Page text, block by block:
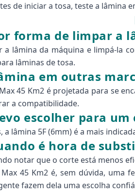
de iniciar a tosa, teste a lâmina
forma de limpar a
a lâmina da máquina e limpá-la
lâminas de tosa.
em outras
45 Km2 é projetada para se
a compatibilidade.
escolher para
a lâmina 5F (6mm) é a mais
é hora de
notar que o corte está menos
45 Km2 é, sem dúvida, uma
fazem dela uma escolha